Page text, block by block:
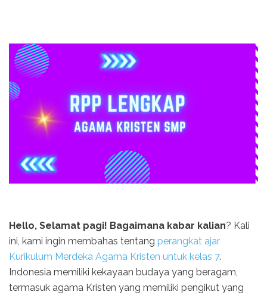
Hello, Selamat pagi! Bagaimana kabar kalian? Kali
ini, kami ingin membahas tentang perangkat ajar
Kurikulum Merdeka Agama Kristen untuk kelas 7.
Indonesia memiliki kekayaan budaya yang beragam,
termasuk agama Kristen yang memiliki pengikut yang